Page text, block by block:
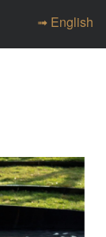
➟ English